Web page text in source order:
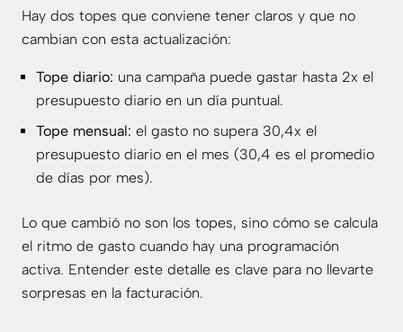
Hay dos topes que conviene tener claros y que no
cambian con esta actualización:
Tope diario: una campaña puede gastar hasta 2x el
presupuesto diario en un día puntual.
Tope mensual: el gasto no supera 30,4x el
presupuesto diario en el mes (30,4 es el promedio
de días por mes).
Lo que cambió no son los topes, sino cómo se calcula
el ritmo de gasto cuando hay una programación
activa. Entender este detalle es clave para no llevarte
sorpresas en la facturación.